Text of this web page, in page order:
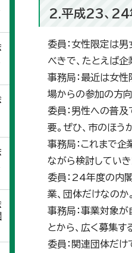
2.平成23、24
委員：女性限定は男
べきで、たとえば
事務局：最近は女
場からの参加の方
委員：男性への普
要。ぜひ、市のほう
事務局：これまで
ながら検討していき
委員：24年度の内
業、団体だけなのか。
事務局：事業対象
とから、広く募集す
委員：関連団体だ